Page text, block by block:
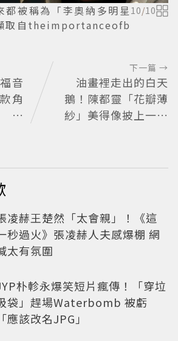
都被稱為「李奧納多明星
取自theimportanceofb
10/10
音
角
還
下一篇 →
油畫裡走出的白天
鵝！陳都靈「花瓣薄
紗」美得像披上一層
仙
凌赫王楚然「太會親」！《這
秒過火》張凌赫人夫感爆棚 網
太有氛圍
朴軫永爆笑短片瘋傳！「穿垃
袋」趕場Waterbomb 被虧
「應該改名JPG」